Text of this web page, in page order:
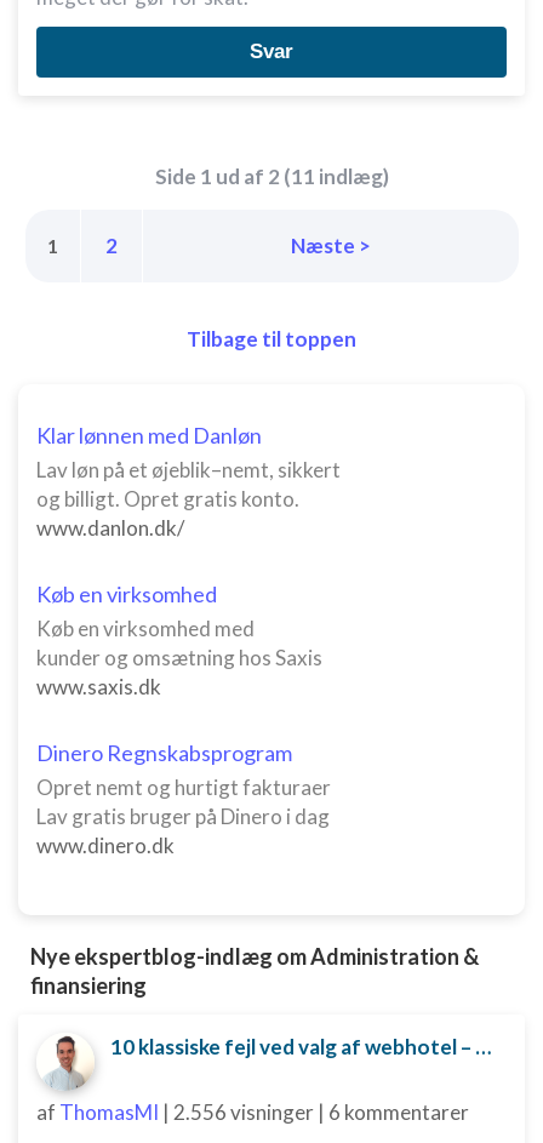
Svar
Side 1 ud af 2 (11 indlæg)
1 2 Næste >
Tilbage til toppen
Klar lønnen med Danløn
Lav løn på et øjeblik–nemt, sikkert
og billigt. Opret gratis konto.
www.danlon.dk/
Køb en virksomhed
Køb en virksomhed med
kunder og omsætning hos Saxis
www.saxis.dk
Dinero Regnskabsprogram
Opret nemt og hurtigt fakturaer
Lav gratis bruger på Dinero i dag
www.dinero.dk
Nye ekspertblog-indlæg om Administration &
finansiering
10 klassiske fejl ved valg af webhotel – og hvordan du undgår dem
af ThomasMI | 2.556 visninger | 6 kommentarer